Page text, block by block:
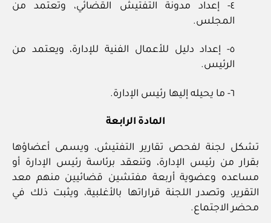
٤- إعداد مدونة التفتيش القضائي، وتعتمد من
المجلس.
٥- إعداد دليل للأعمال الفنية للإدارة، ويعتمد من
الرئيس.
٦- ما يحيله إليها رئيس الإدارة.
المادة الرابعة
تشكل لجنة لفحص تقارير التفتيش، ويسمى أعضاؤها
بقرار من رئيس الإدارة، وتنعقد برئاسة رئيس الإدارة أو
مساعده وعضوية أربعة مفتشين قضائيين منهم معد
التقرير، وتصدر اللجنة قراراتها بالأغلبية، ويثبت ذلك في
محضر الاجتماع.